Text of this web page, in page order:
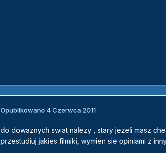
Opublikowano 4 Czerwca 2011
do dowaznych swiat nalezy , stary jezeli masz
przestudiuj jakies filmiki, wymien sie opiniami z